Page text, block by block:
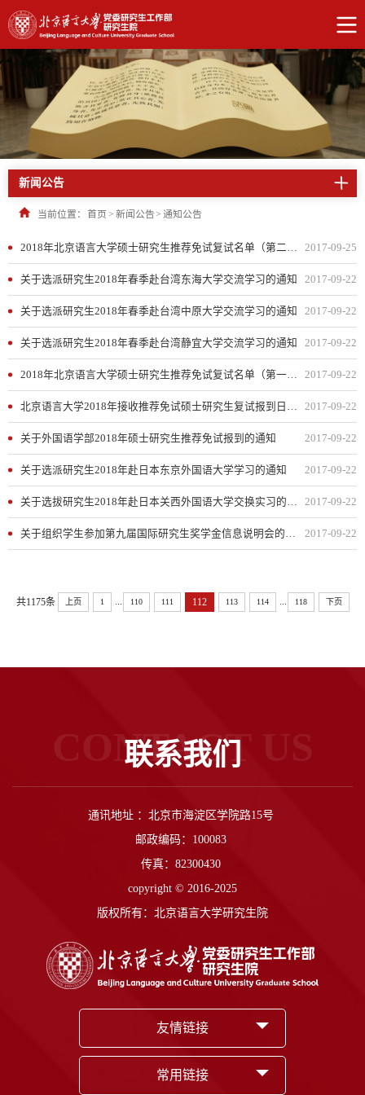
新闻公告
当前位置： 首页 > 新闻公告> 通知公告
2017-09-25
2018年北京语言大学硕士研究生推荐免试复试名单（第二批）
2017-09-22
关于选派研究生2018年春季赴台湾东海大学交流学习的通知
2017-09-22
关于选派研究生2018年春季赴台湾中原大学交流学习的通知
2017-09-22
关于选派研究生2018年春季赴台湾静宜大学交流学习的通知
2017-09-22
2018年北京语言大学硕士研究生推荐免试复试名单（第一批）
2017-09-22
北京语言大学2018年接收推荐免试硕士研究生复试报到日程及地点
2017-09-22
关于外国语学部2018年硕士研究生推荐免试报到的通知
2017-09-22
关于选派研究生2018年赴日本东京外国语大学学习的通知
2017-09-22
关于选拔研究生2018年赴日本关西外国语大学交换实习的通知
2017-09-22
关于组织学生参加第九届国际研究生奖学金信息说明会的通知
共1175条 上页 1 ... 110 111 112 113 114 ... 118 下页
联系我们
CONTACT US
通讯地址 ：北京市海淀区学院路15号
邮政编码：100083
传真：82300430
copyright © 2016-2025
版权所有：北京语言大学研究生院
友情链接
常用链接